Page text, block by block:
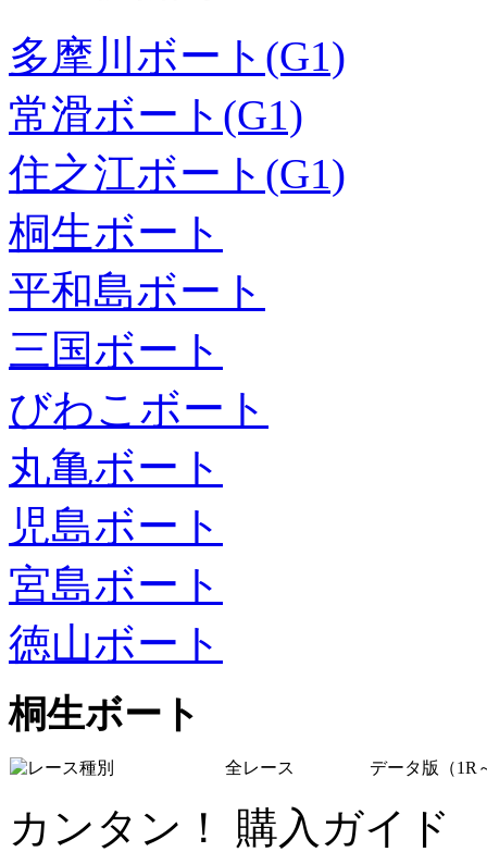
多摩川ボート(G1)
常滑ボート(G1)
住之江ボート(G1)
桐生ボート
平和島ボート
三国ボート
びわこボート
丸亀ボート
児島ボート
宮島ボート
徳山ボート
桐生ボート
全レース データ版（1R
カンタン！ 購入ガイド